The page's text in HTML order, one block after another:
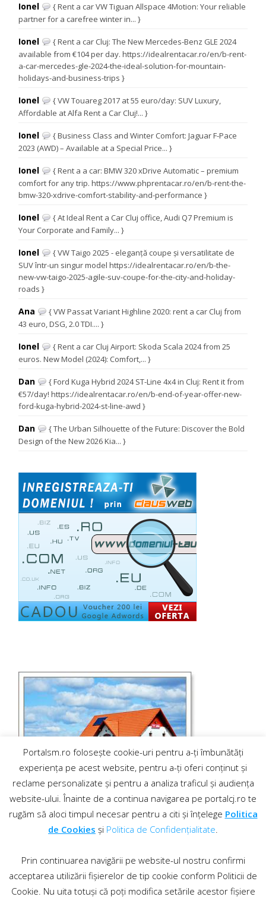
Ionel
{ Rent a car VW Tiguan Allspace 4Motion: Your reliable
partner for a carefree winter in... }
Ionel
{ Rent a car Cluj: The New Mercedes-Benz GLE 2024
available from €104 per day. https://idealrentacar.ro/en/b-rent-
a-car-mercedes-gle-2024-the-ideal-solution-for-mountain-
holidays-and-business-trips }
Ionel
{ VW Touareg 2017 at 55 euro/day: SUV Luxury,
Affordable at Alfa Rent a Car Cluj!... }
Ionel
{ Business Class and Winter Comfort: Jaguar F-Pace
2023 (AWD) – Available at a Special Price... }
Ionel
{ Rent a a car: BMW 320 xDrive Automatic – premium
comfort for any trip. https://www.phprentacar.ro/en/b-rent-the-
bmw-320-xdrive-comfort-stability-and-performance }
Ionel
{ At Ideal Rent a Car Cluj office, Audi Q7 Premium is
Your Corporate and Family... }
Ionel
{ VW Taigo 2025 - eleganță coupe și versatilitate de
SUV într-un singur model https://idealrentacar.ro/en/b-the-
new-vw-taigo-2025-agile-suv-coupe-for-the-city-and-holiday-
roads }
Ana
{ VW Passat Variant Highline 2020: rent a car Cluj from
43 euro, DSG, 2.0 TDI.... }
Ionel
{ Rent a car Cluj Airport: Skoda Scala 2024 from 25
euros. New Model (2024): Comfort,... }
Dan
{ Ford Kuga Hybrid 2024 ST-Line 4x4 in Cluj: Rent it from
€57/day! https://idealrentacar.ro/en/b-end-of-year-offer-new-
ford-kuga-hybrid-2024-st-line-awd }
Dan
{ The Urban Silhouette of the Future: Discover the Bold
Design of the New 2026 Kia... }
Portalsm.ro folosește cookie-uri pentru a-ți îmbunătăți
experiența pe acest website, pentru a-ți oferi conținut și
reclame personalizate și pentru a analiza traficul și audiența
website-ului. Înainte de a continua navigarea pe portalcj.ro te
rugăm să aloci timpul necesar pentru a citi și înțelege Politica
de Cookies și Politica de Confidențialitate.
Prin continuarea navigării pe website-ul nostru confirmi
acceptarea utilizării fișierelor de tip cookie conform Politicii de
Cookie. Nu uita totuși că poți modifica setările acestor fișiere